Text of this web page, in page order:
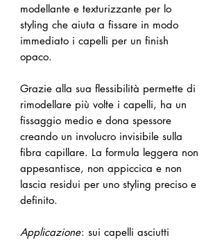
modellante e texturizzante per lo
styling che aiuta a fissare in modo
immediato i capelli per un finish
opaco.
Grazie alla sua flessibilità permette di
rimodellare più volte i capelli, ha un
fissaggio medio e dona spessore
creando un involucro invisibile sulla
fibra capillare. La formula leggera non
appesantisce, non appiccica e non
lascia residui per uno styling preciso e
definito.
Applicazione: sui capelli asciutti